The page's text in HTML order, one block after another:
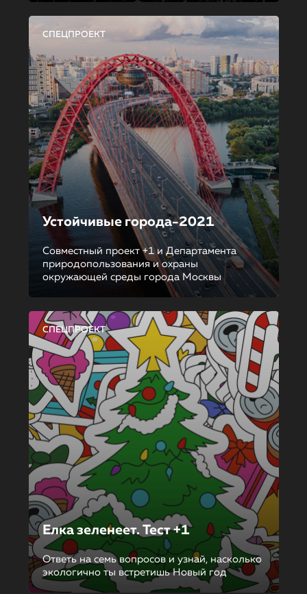
СПЕЦПРОЕКТ
Устойчивые города-2021
Совместный проект +1 и Департамента
природопользования и охраны
окружающей среды города Москвы
СПЕЦПРОЕКТ
Елка зеленеет. Тест +1
Ответь на семь вопросов и узнай, насколько
экологично ты встретишь Новый год